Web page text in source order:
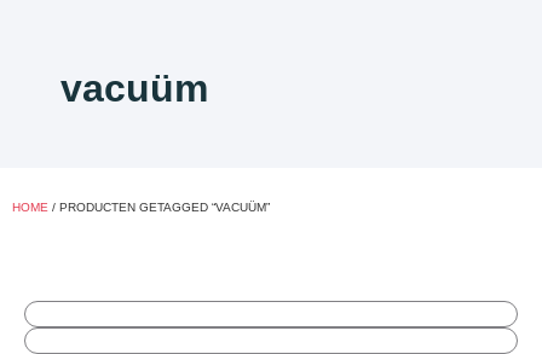
vacuüm
HOME / PRODUCTEN GETAGGED “VACUÜM”